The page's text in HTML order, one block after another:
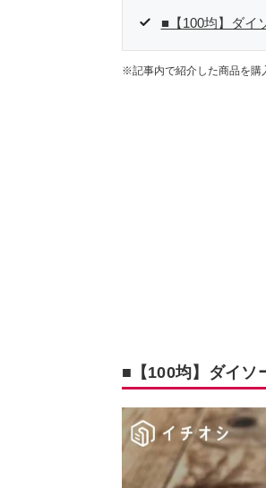
■【100均】ダイ
※記事内で紹介した商品を購
■【100均】ダイソ